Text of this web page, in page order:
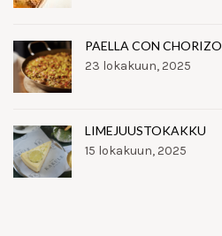
PAELLA CON CHORIZO
23 lokakuun, 2025
LIMEJUUSTOKAKKU
15 lokakuun, 2025